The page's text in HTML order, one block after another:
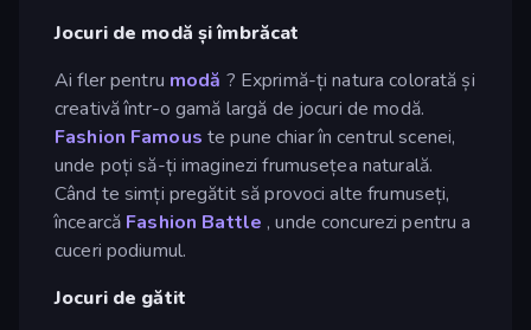
Jocuri de modă și îmbrăcat
Ai fler pentru modă ? Exprimă-ți natura colorată și
creativă într-o gamă largă de jocuri de modă.
Fashion Famous te pune chiar în centrul scenei,
unde poți să-ți imaginezi frumusețea naturală.
Când te simți pregătit să provoci alte frumuseți,
încearcă Fashion Battle , unde concurezi pentru a
cuceri podiumul.
Jocuri de gătit